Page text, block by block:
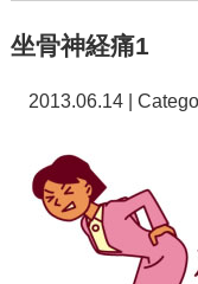
坐骨神経痛1
2013.06.14 |